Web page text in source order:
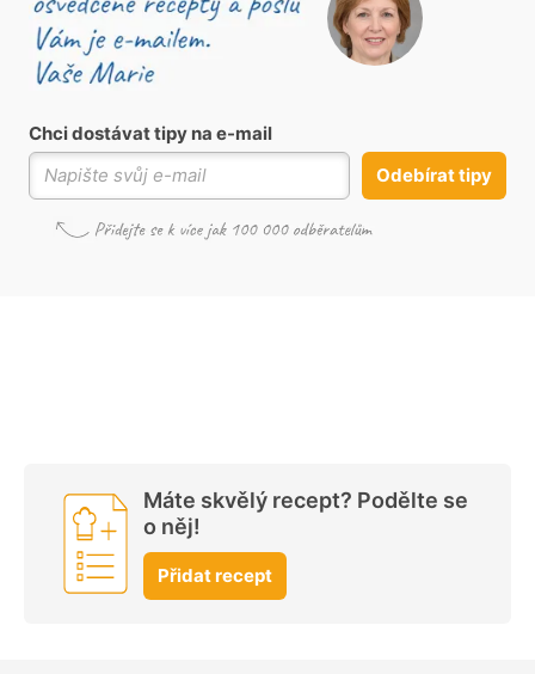
Chci dostávat tipy na e-mail
Odebírat tipy
Máte skvělý recept? Podělte se
o něj!
Přidat recept